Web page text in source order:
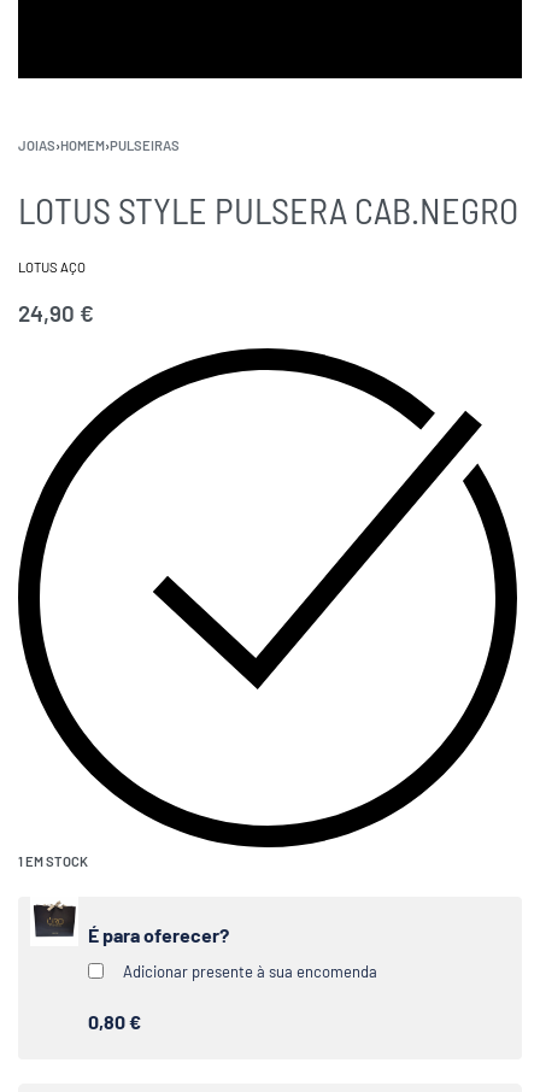
JOIAS›HOMEM›PULSEIRAS
LOTUS STYLE PULSERA CAB.NEGRO
LOTUS AÇO
24,90 €
1 EM STOCK
É para oferecer?
Adicionar presente à sua encomenda
0,80 €